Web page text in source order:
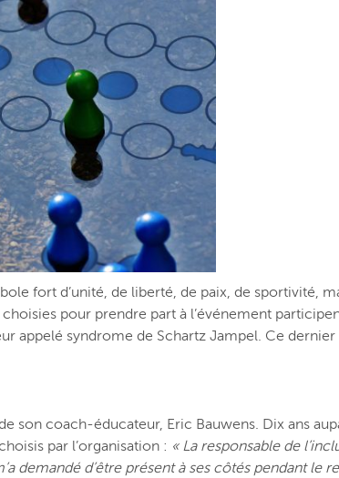
fort d’unité, de liberté, de paix, de sportivité,
pour prendre part à l’événement
appelé syndrome de Schartz Jampel. Ce
son coach-éducateur, Eric Bauwens. Dix ans
par l’organisation : « La responsable de
demandé d’être présent à ses côtés pendant le